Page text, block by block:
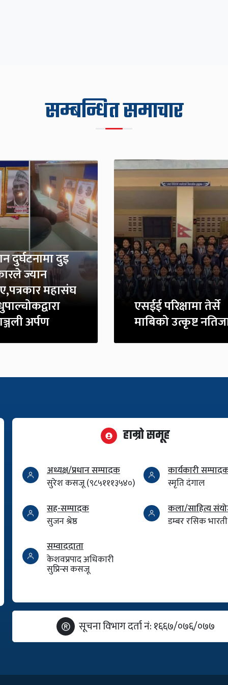
सम्बन्धित समाचार
दुर्घटनामा दुइ
ज्यान
महासंघ
अर्पण
एसईई परिक्षामा तेर्से
माबिको उत्कृष्ट
हाम्रो समूह
अध्यक्ष/प्रधान सम्पादक
सुरेश कसजू (९८५१११३५४०)
कार्यकारी
स्मृति दंगाल
सह-सम्पादक
सुजन श्रेष्ठ
कला/साहित्य
डम्बर रसिक भारती
सम्वाददाता
केशवप्रपाद अधिकारी
सुप्रिन्स कसजू
सूचना विभाग दर्ता नं: १६६७/०७६/०७७